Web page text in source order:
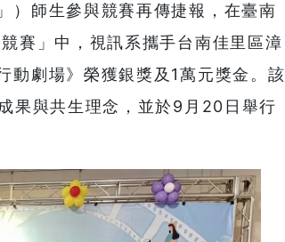
）師生參與競賽再傳捷報，在臺南
賽」中，視訊系攜手台南佳里區漳
動劇場》榮獲銀獎及1萬元獎金。該
果與共生理念，並於9月20日舉行